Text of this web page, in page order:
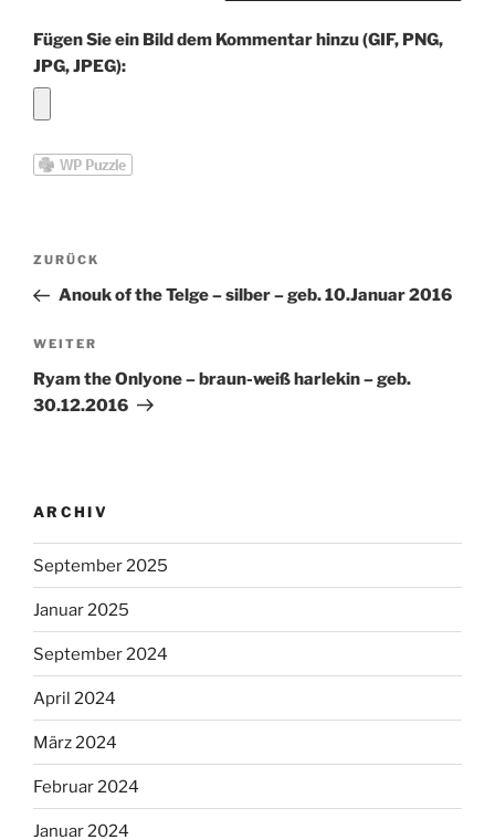
Fügen Sie ein Bild dem Kommentar hinzu (GIF, PNG,
JPG, JPEG):
Beitragsnavigation
Vorheriger
Beitrag
ZURÜCK
Anouk of the Telge – silber – geb. 10.Januar 2016
Nächster
Beitrag
WEITER
Ryam the Onlyone – braun-weiß harlekin – geb.
30.12.2016
ARCHIV
September 2025
Januar 2025
September 2024
April 2024
März 2024
Februar 2024
Januar 2024